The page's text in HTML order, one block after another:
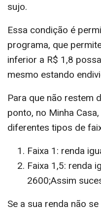
sujo.
Essa condição é
programa, que
inferior a R$ 1,8
mesmo estando
Para que não restem
ponto, no Minha
diferentes tipos de
Faixa 1: renda
Faixa 1,5: renda
2600;Assim
Se a sua renda não